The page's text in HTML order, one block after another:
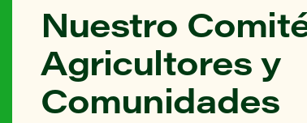
Nuestro
Agricultores y
Comunidades